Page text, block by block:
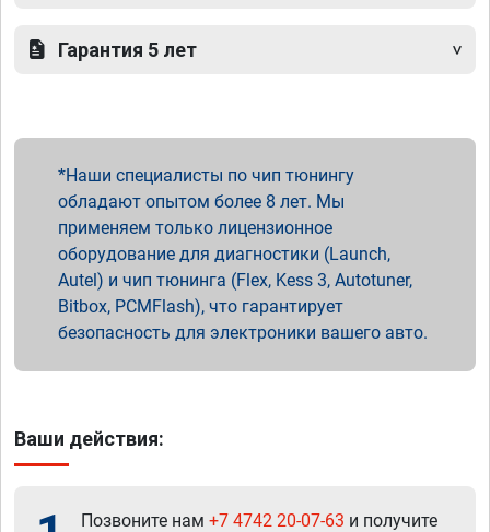
Гарантия 5 лет
Наши специалисты по чип тюнингу
обладают опытом более 8 лет. Мы
применяем только лицензионное
оборудование для диагностики (Launch,
Autel) и чип тюнинга (Flex, Kess 3, Autotuner,
Bitbox, PCMFlash), что гарантирует
безопасность для электроники вашего авто.
Ваши действия:
Позвоните нам +7 4742 20-07-63 и получите